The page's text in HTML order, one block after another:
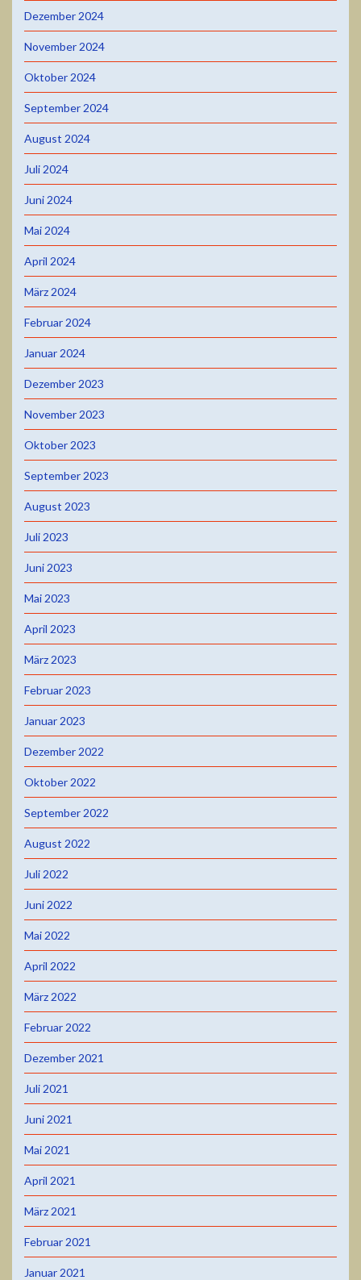
Dezember 2024
November 2024
Oktober 2024
September 2024
August 2024
Juli 2024
Juni 2024
Mai 2024
April 2024
März 2024
Februar 2024
Januar 2024
Dezember 2023
November 2023
Oktober 2023
September 2023
August 2023
Juli 2023
Juni 2023
Mai 2023
April 2023
März 2023
Februar 2023
Januar 2023
Dezember 2022
Oktober 2022
September 2022
August 2022
Juli 2022
Juni 2022
Mai 2022
April 2022
März 2022
Februar 2022
Dezember 2021
Juli 2021
Juni 2021
Mai 2021
April 2021
März 2021
Februar 2021
Januar 2021